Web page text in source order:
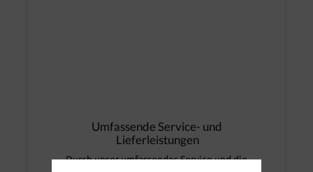
Umfassende Service- und
Lieferleistungen
Durch unser umfassendes Service und die